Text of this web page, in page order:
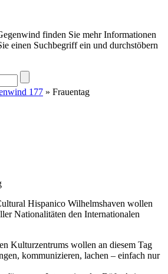
finden Sie mehr Informationen
einen Suchbegriff ein und durchstöbern
177 » Frauentag
Hispanico Wilhelmshaven wollen
Nationalitäten den Internationalen
Kulturzentrums wollen an diesem Tag
kommunizieren, lachen – einfach nur